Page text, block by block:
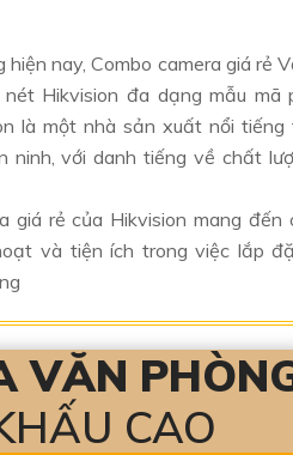
hiện nay, Combo camera giá rẻ
Hikvision đa dạng mẫu mã
là một nhà sản xuất nổi tiếng
ninh, với danh tiếng về chất
giá rẻ của Hikvision mang đến
và tiện ích trong việc lắp
VĂN
CAO